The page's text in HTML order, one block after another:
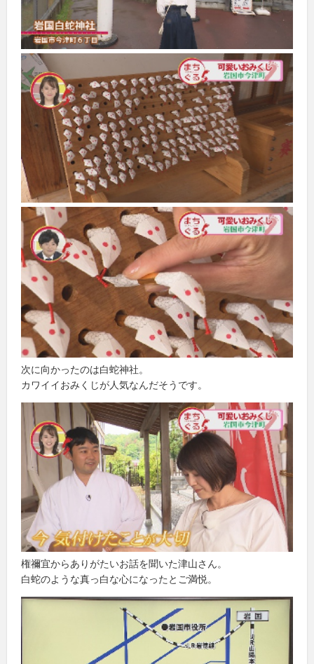
次に向かったのは白蛇神社。
カワイイおみくじが人気なんだそうです。
権禰宜からありがたいお話を聞いた津山さん。
白蛇のような真っ白な心になったとご満悦。